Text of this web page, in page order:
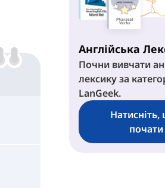
Англійська
Почни вивчати
лексику за
LanGeek.
почати